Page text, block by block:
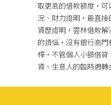
取更高的借款額度，
況、財力證明，最直
資歷證明，雲林借款
的煩惱，沒有銀行高
榨，不管個人小額借
資、生意人的臨時週轉